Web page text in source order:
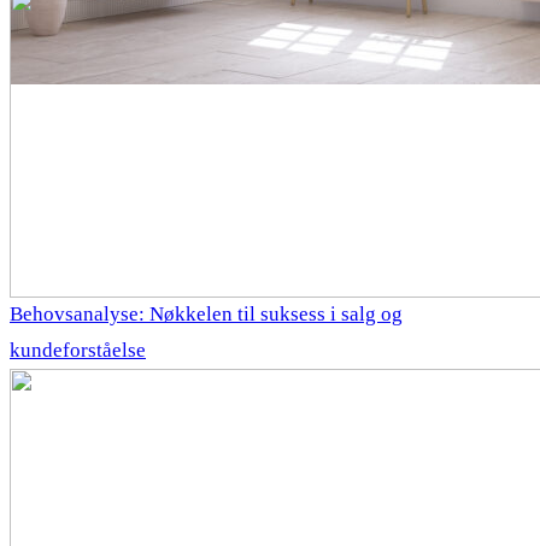
Behovsanalyse: Nøkkelen til suksess i salg og
kundeforståelse